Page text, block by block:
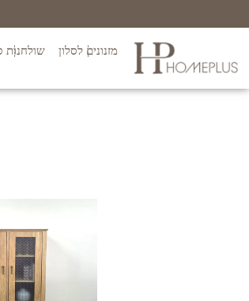
מזנונים לסלון שולחנות